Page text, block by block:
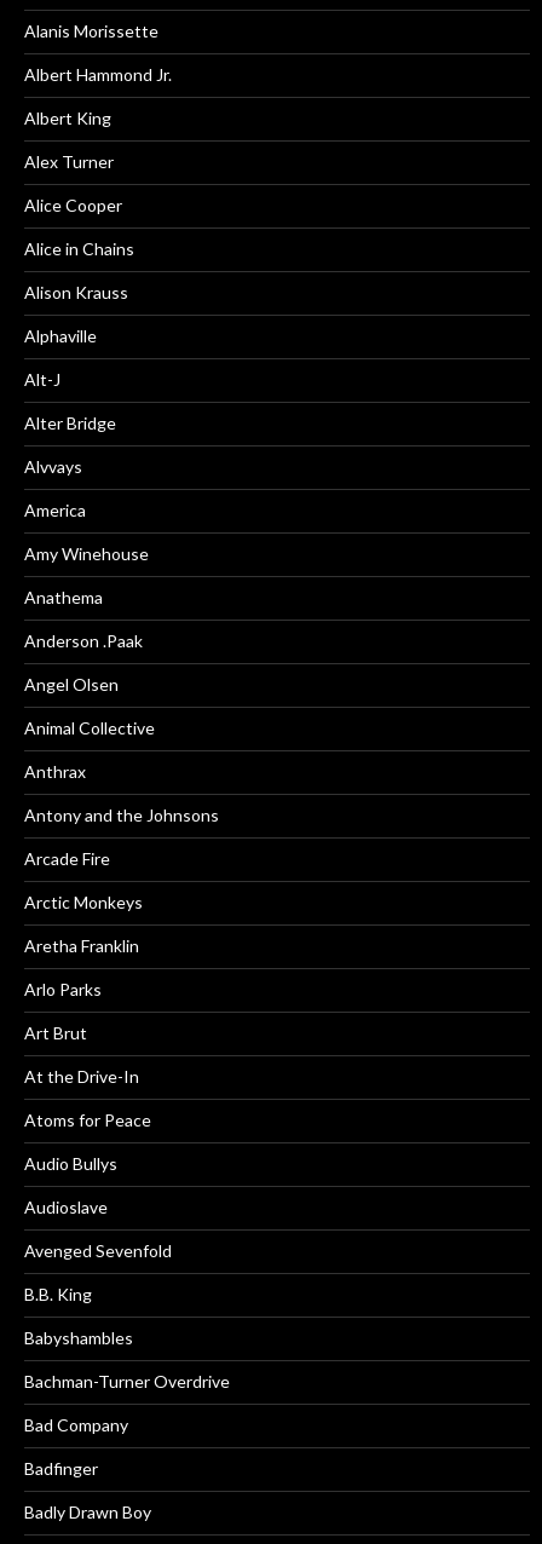
Alanis Morissette
Albert Hammond Jr.
Albert King
Alex Turner
Alice Cooper
Alice in Chains
Alison Krauss
Alphaville
Alt-J
Alter Bridge
Alvvays
America
Amy Winehouse
Anathema
Anderson .Paak
Angel Olsen
Animal Collective
Anthrax
Antony and the Johnsons
Arcade Fire
Arctic Monkeys
Aretha Franklin
Arlo Parks
Art Brut
At the Drive-In
Atoms for Peace
Audio Bullys
Audioslave
Avenged Sevenfold
B.B. King
Babyshambles
Bachman-Turner Overdrive
Bad Company
Badfinger
Badly Drawn Boy